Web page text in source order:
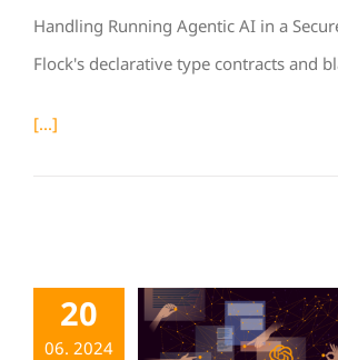
Handling Running Agentic AI in a
Flock's declarative type contracts and
[...]
20
06. 2024